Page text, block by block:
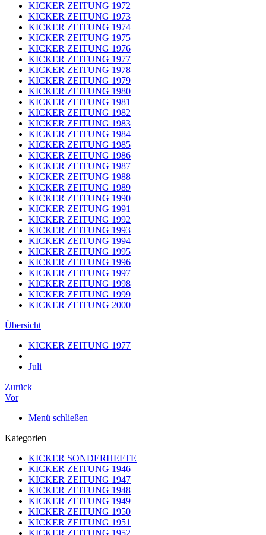
KICKER ZEITUNG 1972
KICKER ZEITUNG 1973
KICKER ZEITUNG 1974
KICKER ZEITUNG 1975
KICKER ZEITUNG 1976
KICKER ZEITUNG 1977
KICKER ZEITUNG 1978
KICKER ZEITUNG 1979
KICKER ZEITUNG 1980
KICKER ZEITUNG 1981
KICKER ZEITUNG 1982
KICKER ZEITUNG 1983
KICKER ZEITUNG 1984
KICKER ZEITUNG 1985
KICKER ZEITUNG 1986
KICKER ZEITUNG 1987
KICKER ZEITUNG 1988
KICKER ZEITUNG 1989
KICKER ZEITUNG 1990
KICKER ZEITUNG 1991
KICKER ZEITUNG 1992
KICKER ZEITUNG 1993
KICKER ZEITUNG 1994
KICKER ZEITUNG 1995
KICKER ZEITUNG 1996
KICKER ZEITUNG 1997
KICKER ZEITUNG 1998
KICKER ZEITUNG 1999
KICKER ZEITUNG 2000
Übersicht
KICKER ZEITUNG 1977
Juli
Zurück
Vor
Menü schließen
Kategorien
KICKER SONDERHEFTE
KICKER ZEITUNG 1946
KICKER ZEITUNG 1947
KICKER ZEITUNG 1948
KICKER ZEITUNG 1949
KICKER ZEITUNG 1950
KICKER ZEITUNG 1951
KICKER ZEITUNG 1952